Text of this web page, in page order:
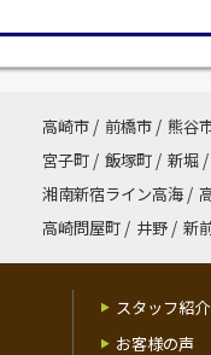
高崎市 / 前橋市 / 熊谷
宮子町 / 飯塚町 / 新堀 /
湘南新宿ライン高海 /
高崎問屋町 / 井野 / 新
スタッフ紹介
お客様の声